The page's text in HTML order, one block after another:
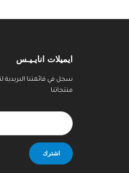
ايميلات انايـيـس
سجل في قائمتنا
منتجاتنا
اشترك